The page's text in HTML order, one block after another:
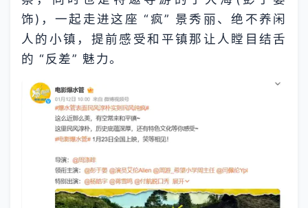
饰)，一起走进这座 “疯” 景秀丽、绝不养闲
人的小镇，提前感受和平镇那让人瞠目结舌
的 “反差” 魅力。